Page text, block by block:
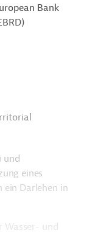
Bank
und
eines
ein Darlehen in
Wasser- und